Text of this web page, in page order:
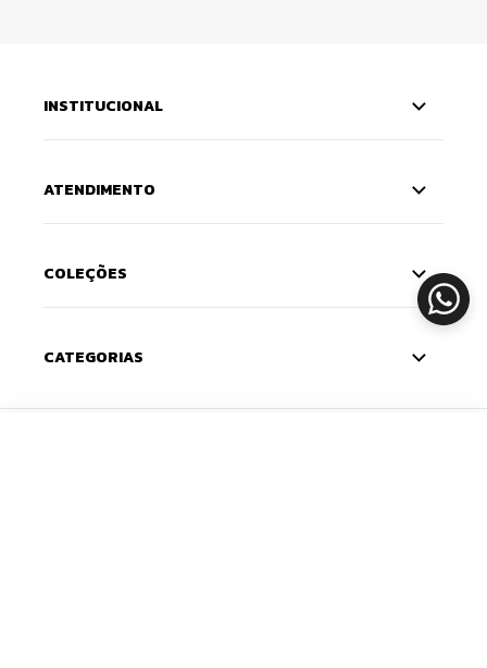
INSTITUCIONAL
ATENDIMENTO
COLEÇÕES
CATEGORIAS